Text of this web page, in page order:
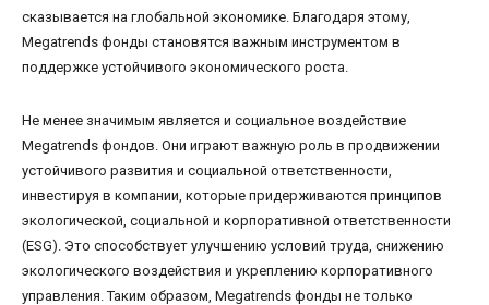
сказывается на глобальной экономике. Благодаря этому,
Megatrends фонды становятся важным инструментом в
поддержке устойчивого экономического роста.
Не менее значимым является и социальное воздействие
Megatrends фондов. Они играют важную роль в продвижении
устойчивого развития и социальной ответственности,
инвестируя в компании, которые придерживаются принципов
экологической, социальной и корпоративной ответственности
(ESG). Это способствует улучшению условий труда, снижению
экологического воздействия и укреплению корпоративного
управления. Таким образом, Megatrends фонды не только